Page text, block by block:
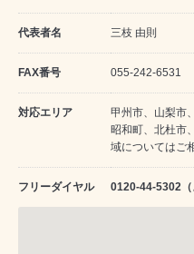
代表者名 三枝 由則
FAX番号 055-242-6531
対応エリア
甲州市、山梨市
昭和町、北杜市
域についてはご
フリーダイヤル 0120-44-5302（